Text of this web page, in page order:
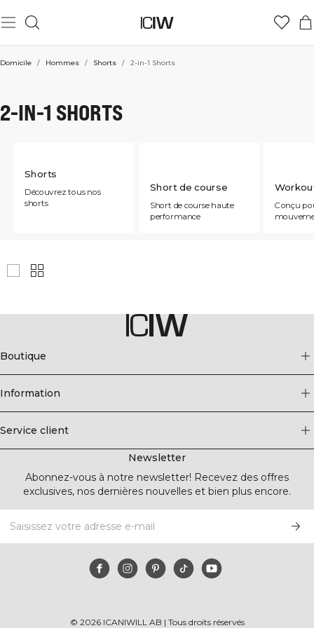
Domicile / Hommes / Shorts / 2-in-1 Shorts
2-IN-1 SHORTS
Shorts
Découvrez tous nos
shorts
Short de course
Short de course haute
performance
Conçu
Boutique
Information
Service client
Newsletter
Abonnez-vous à notre newsletter! Recevez des offres
exclusives, nos dernières nouvelles et bien plus encore.
© 2026ICANIWILL AB | Tous droits réservés